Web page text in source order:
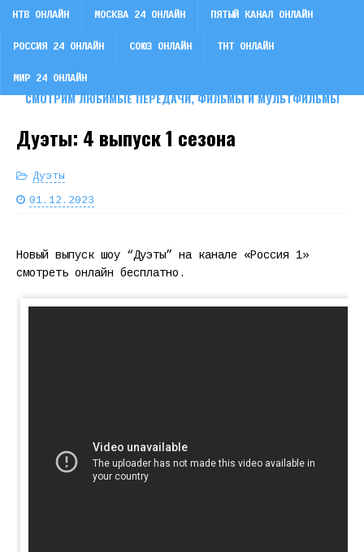
СМОТРИМ ЛЮБИМЫЕ ПЕРЕДАЧИ, ФИЛЬМЫ И МУЛЬТФИЛЬМЫ
НТВ ОНЛАЙН МОСКВА 24 ОНЛАЙН ПЯТЫЙ КАНАЛ ОНЛАЙН
РОССИЯ 24 ОНЛАЙН СОЮЗ ОНЛАЙН ТНТ ОНЛАЙН
МИР 24 ОНЛАЙН
Дуэты: 4 выпуск 1 сезона
Дуэты
01.12.2023
Новый выпуск шоу “Дуэты” на канале «Россия 1»
смотреть онлайн бесплатно.